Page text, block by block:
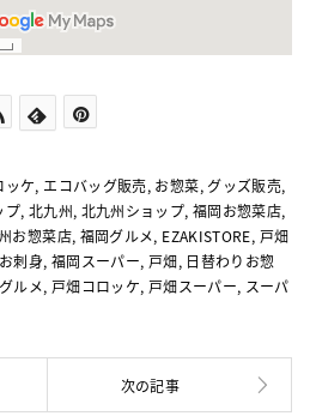
ッケ, エコバッグ販売, お惣菜, グッズ販売,
プ, 北九州, 北九州ショップ, 福岡お惣菜店,
お惣菜店, 福岡グルメ, EZAKISTORE, 戸畑
お刺身, 福岡スーパー, 戸畑, 日替わりお惣
ルメ, 戸畑コロッケ, 戸畑スーパー, スーパ